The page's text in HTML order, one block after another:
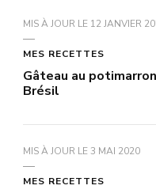
MIS À JOUR LE 12 JANVIER
MES RECETTES
Gâteau au
Brésil
MIS À JOUR LE 3 MAI 2020
MES RECETTES